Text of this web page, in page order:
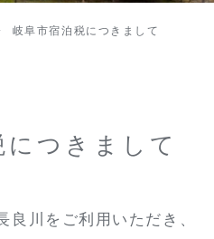
岐阜市宿泊税につきまして
つきまして
良川をご利用いただき、